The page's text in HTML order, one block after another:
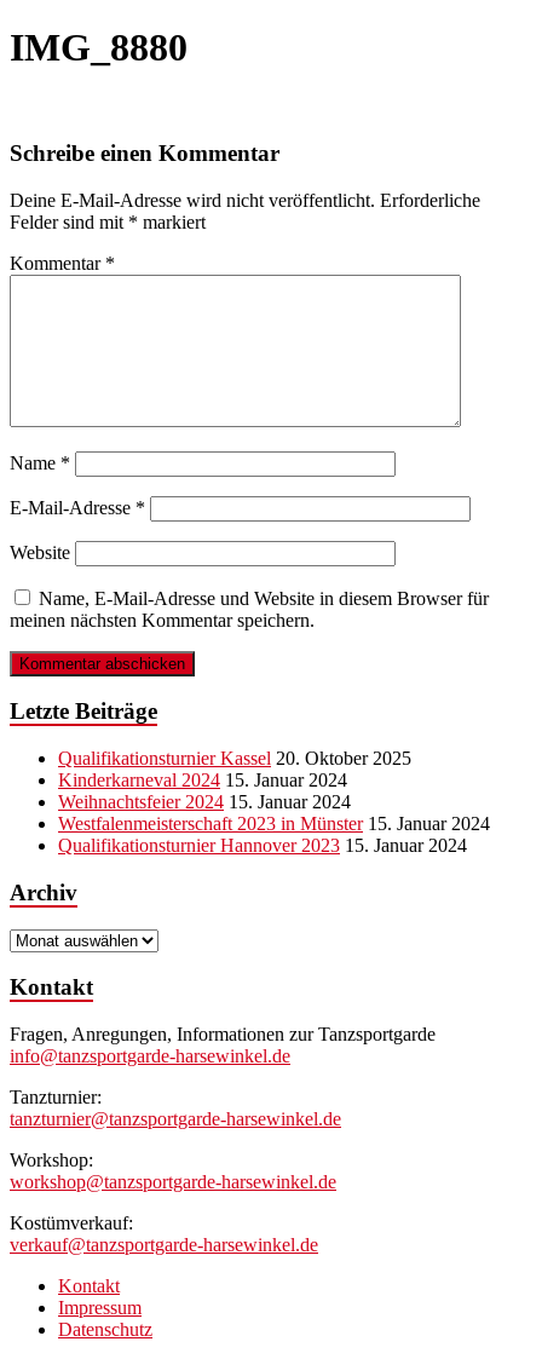
IMG_8880
Schreibe einen Kommentar
Deine E-Mail-Adresse wird nicht veröffentlicht. Erforderliche
Felder sind mit * markiert
Kommentar *
Name *
E-Mail-Adresse *
Website
Name, E-Mail-Adresse und Website in diesem Browser für
meinen nächsten Kommentar speichern.
Letzte Beiträge
Qualifikationsturnier Kassel 20. Oktober 2025
Kinderkarneval 2024 15. Januar 2024
Weihnachtsfeier 2024 15. Januar 2024
Westfalenmeisterschaft 2023 in Münster 15. Januar 2024
Qualifikationsturnier Hannover 2023 15. Januar 2024
Archiv
Archiv
Kontakt
Fragen, Anregungen, Informationen zur Tanzsportgarde
info@tanzsportgarde-harsewinkel.de
Tanzturnier:
tanzturnier@tanzsportgarde-harsewinkel.de
Workshop:
workshop@tanzsportgarde-harsewinkel.de
Kostümverkauf:
verkauf@tanzsportgarde-harsewinkel.de
Kontakt
Impressum
Datenschutz